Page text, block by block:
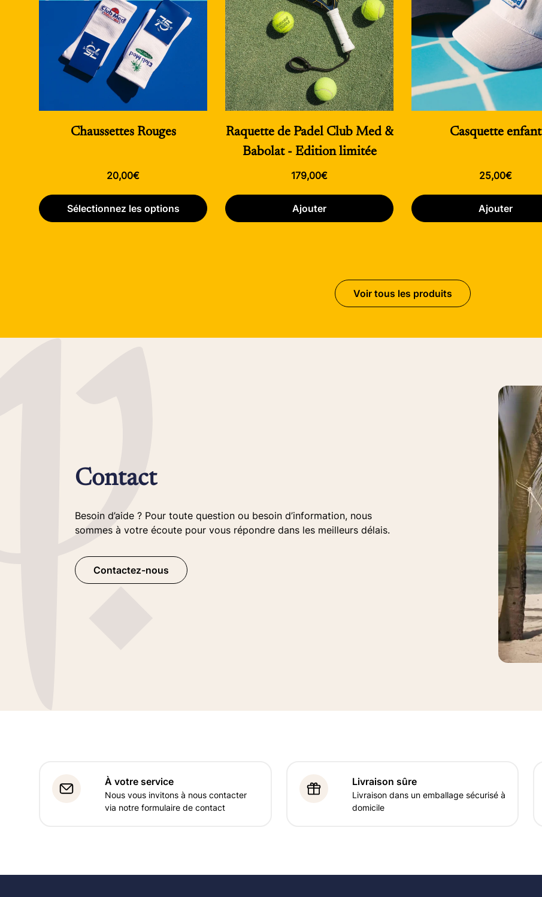
Chaussettes Rouges
Prix
habituel
20,00€
Sélectionnez les options
Raquette de Padel Club Med &
Babolat - Edition limitée
Prix
habituel
179,00€
Ajouter
Casquette enfant
Prix
habituel
25,00€
Ajouter
Voir tous les produits
Contact
Besoin d’aide ? Pour toute question ou besoin d’information, nous
sommes à votre écoute pour vous répondre dans les meilleurs délais.
Contactez-nous
À votre service
Nous vous invitons à nous contacter
via notre formulaire de contact
Livraison sûre
Livraison dans un emballage sécurisé à
domicile